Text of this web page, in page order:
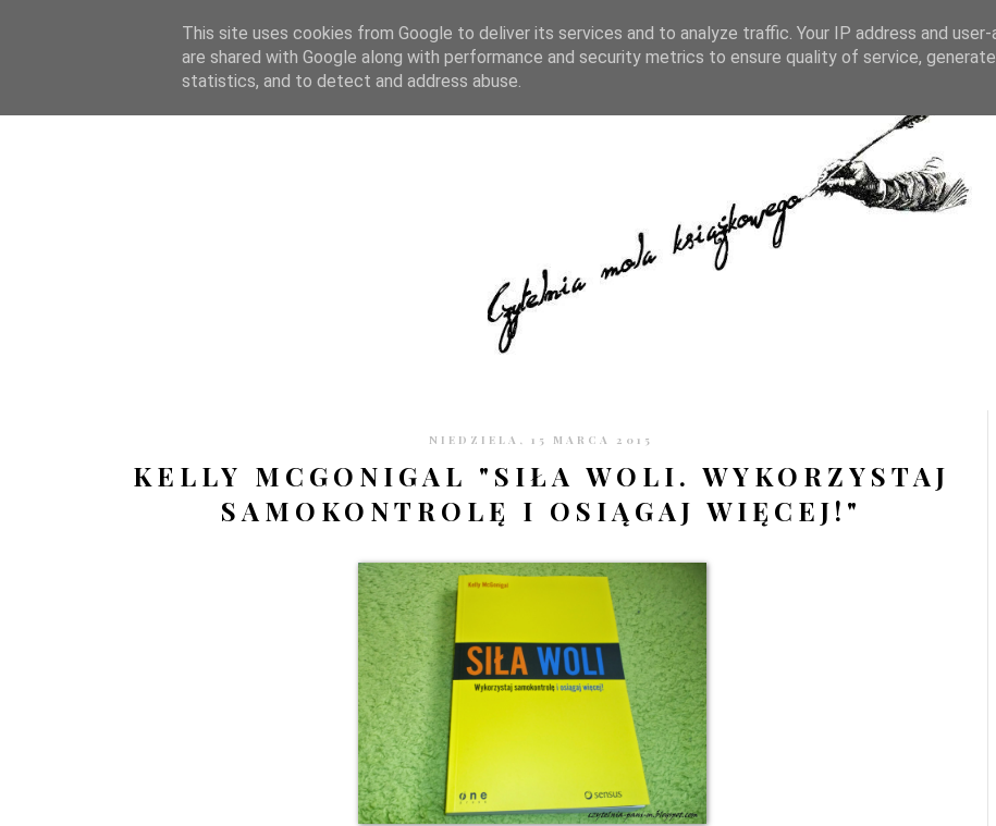
STRONA GŁÓWNA WSPÓŁPRACA RECENZJE O STRONIE KONTAKT CZYTELNIA PO GODZINACH
NIEDZIELA, 15 MARCA 2015
KELLY MCGONIGAL "SIŁA WOLI. WYKORZYSTAJ
SAMOKONTROLĘ I OSIĄGAJ WIĘCEJ!"
This site uses cookies from Google to deliver its services and to analyze traffic. Your IP address and
are shared with Google along with performance and security metrics to ensure quality of service,
statistics, and to detect and address abuse.